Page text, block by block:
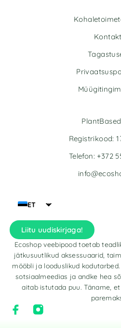
Kontakt
ET
Liitu uudiskirjaga!
Ecoshop veebipood toetab
jätkusuutlikud aksessuaarid,
mööbli ja looduslikud
sotsiaalmeedias ja andke hea
aitab istutada puu. Täname,
Registrikood:
Telefon: +372